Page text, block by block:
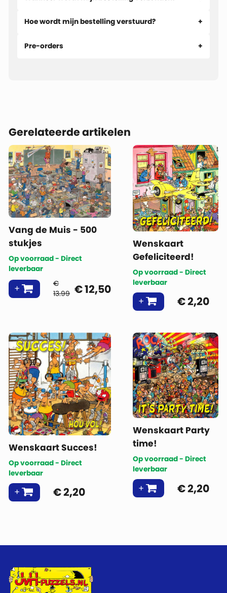
Hoe wordt mijn bestelling verstuurd?
Pre-orders
Gerelateerde artikelen
Vang de Muis - 500
stukjes
Op voorraad - Direct
leverbaar
€
13.99 €12,50
Wenskaart
Gefeliciteerd!
Op voorraad - Direct
leverbaar
€2,20
Wenskaart Succes!
Op voorraad - Direct
leverbaar
€2,20
Wenskaart Party
time!
Op voorraad - Direct
leverbaar
€2,20